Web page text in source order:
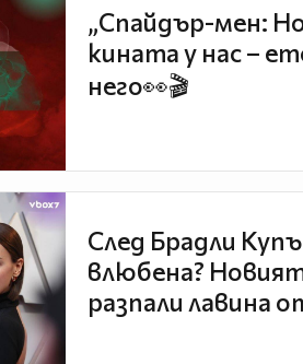
„Спайдър-мен:
кината у нас –
него👀🎬
След Брадли
влюбена?
разпали лавина